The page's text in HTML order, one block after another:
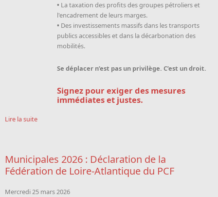
• La taxation des profits des groupes pétroliers et
l'encadrement de leurs marges.
• Des investissements massifs dans les transports
publics accessibles et dans la décarbonation des
mobilités.
Se déplacer n’est pas un privilège. C’est un droit.
Signez pour exiger des mesures
immédiates et justes.
Lire la suite
Municipales 2026 : Déclaration de la
Fédération de Loire-Atlantique du PCF
Mercredi 25 mars 2026